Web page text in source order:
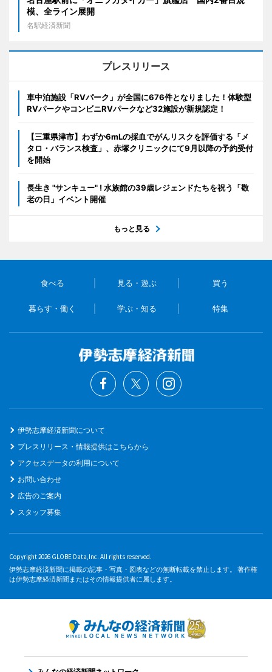
模、全ライン展開
名駅経済新聞
プレスリリース
車中泊施設「RVパーク」が全国に676件となりました！体験型
RVパークやコンビニRVパークなど32施設が新規認定！
【三重県津市】わずか6mLの採血でがんリスクを評価する「メ
タロ・バランス検査」、赤塚クリニックにて9月以降の予約受付
を開始
長生き "サンキュー" ! 水族館の39歳レジェンドたちを祝う「敬
老の日」イベント開催
もっと見る
食べる 見る・遊ぶ 買う
暮らす・働く 学ぶ・知る 特集
伊勢志摩経済新聞について
プレスリリース・情報提供はこちらから
アクセスデータの利用について
お問い合わせ
広告のご案内
スタッフ募集
Copyright 2026 GLOBE Data,Inc. All rights reserved.
伊勢志摩経済新聞に掲載の記事・写真・図表などの無断転載を禁止します。 著作権
は伊勢志摩経済新聞またはその情報提供者に属します。